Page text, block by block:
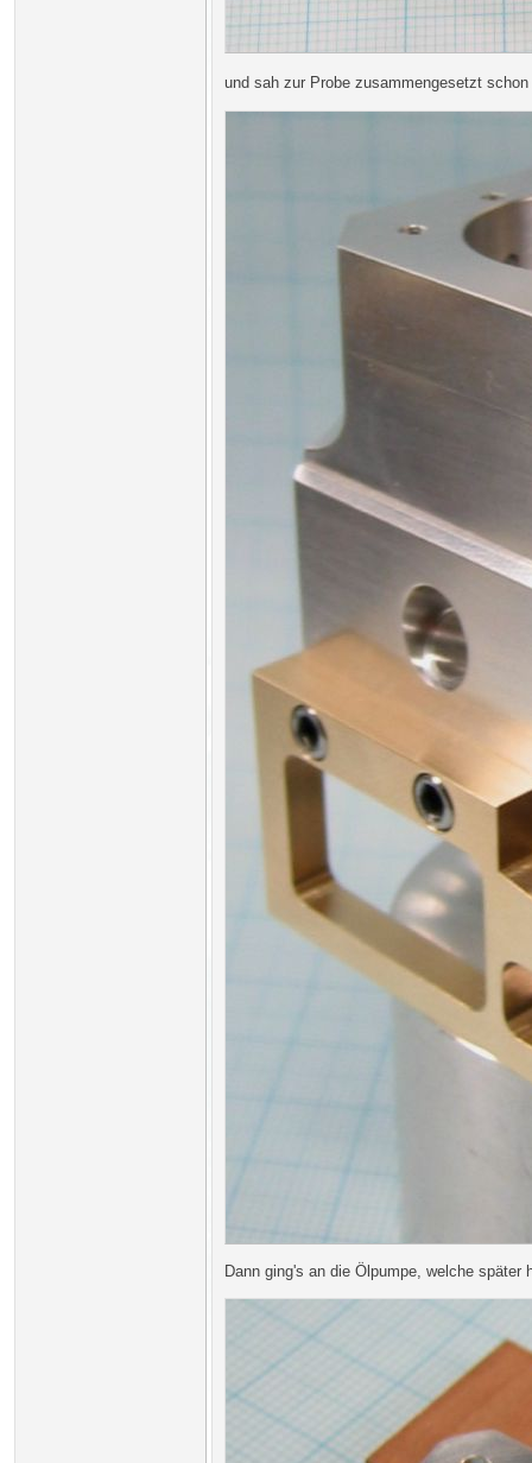
und sah zur Probe zusammengesetzt
Dann ging's an die Ölpumpe, welche später